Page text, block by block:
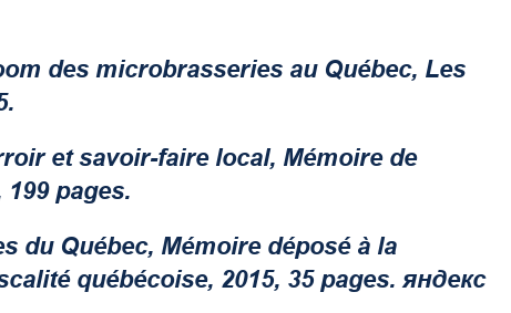
des microbrasseries au Québec, Les
et savoir-faire local, Mémoire de
pages.
du Québec, Mémoire déposé à la
québécoise, 2015, 35 pages.яндекс